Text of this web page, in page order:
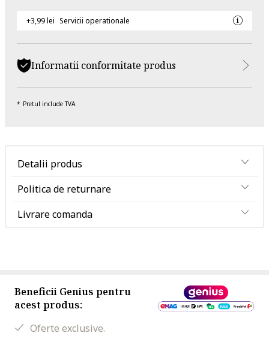
+3,99 lei Servicii operationale
Informatii conformitate produs
Pretul include TVA.
Detalii produs
Politica de returnare
Livrare comanda
Beneficii Genius pentru
acest produs:
Oferte exclusive.